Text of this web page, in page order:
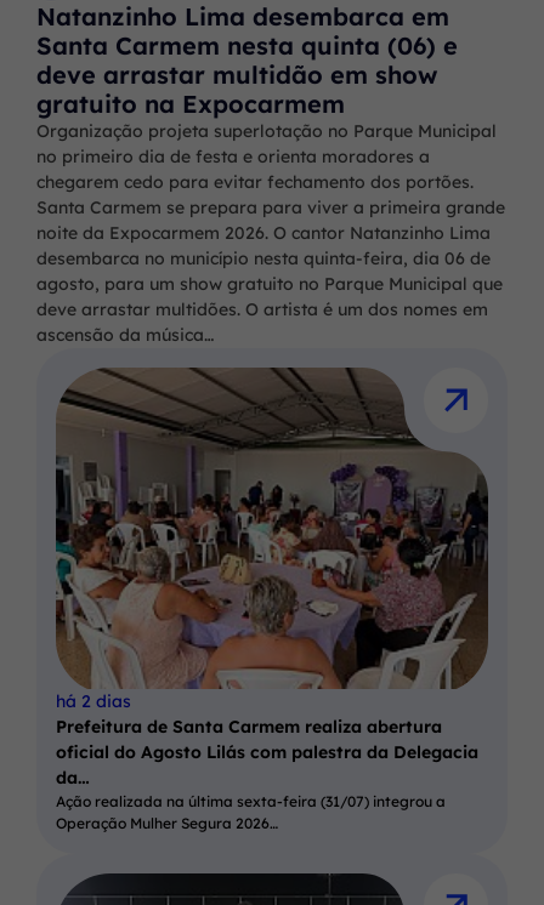
Natanzinho Lima desembarca em
Santa Carmem nesta quinta (06) e
deve arrastar multidão em show
gratuito na Expocarmem
Organização projeta superlotação no Parque Municipal
no primeiro dia de festa e orienta moradores a
chegarem cedo para evitar fechamento dos portões.
Santa Carmem se prepara para viver a primeira grande
noite da Expocarmem 2026. O cantor Natanzinho Lima
desembarca no município nesta quinta-feira, dia 06 de
agosto, para um show gratuito no Parque Municipal que
deve arrastar multidões. O artista é um dos nomes em
ascensão da música…
há 2 dias
Prefeitura de Santa Carmem realiza abertura
oficial do Agosto Lilás com palestra da Delegacia
da…
Ação realizada na última sexta-feira (31/07) integrou a
Operação Mulher Segura 2026…